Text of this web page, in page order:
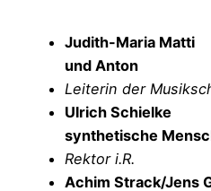
Judith-Maria Matti
und Anton
Leiterin der
Ulrich
synthetische
Rektor i.R.
Achim Strack/Jens